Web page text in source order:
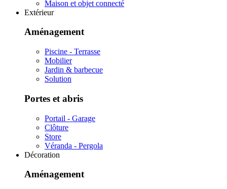
Maison et objet connecté
Extérieur
Aménagement
Piscine - Terrasse
Mobilier
Jardin & barbecue
Solution
Portes et abris
Portail - Garage
Clôture
Store
Véranda - Pergola
Décoration
Aménagement